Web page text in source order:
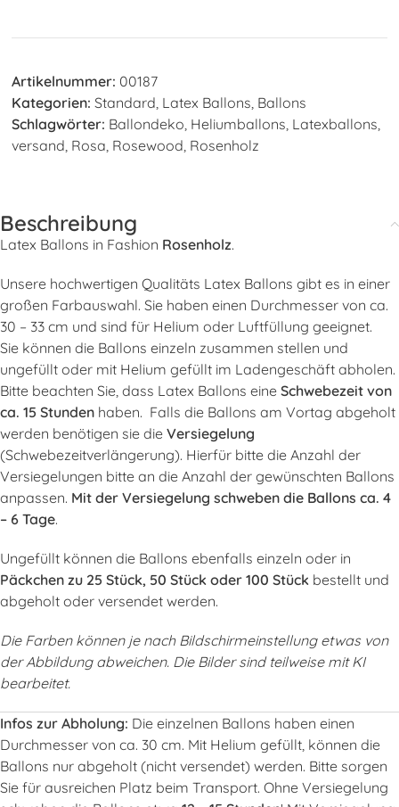
Artikelnummer: 00187
Kategorien: Standard Latex Ballons Ballons
Schlagwörter: Ballondeko Heliumballons Latexballons
versand Rosa Rosewood Rosenholz
Beschreibung
Latex Ballons in Fashion Rosenholz.
Unsere hochwertigen Qualitäts Latex Ballons gibt es in einer
großen Farbauswahl. Sie haben einen Durchmesser von ca.
30 – 33 cm und sind für Helium oder Luftfüllung geeignet.
Sie können die Ballons einzeln zusammen stellen und
ungefüllt oder mit Helium gefüllt im Ladengeschäft abholen.
Bitte beachten Sie, dass Latex Ballons eine Schwebezeit von
ca. 15 Stunden haben. Falls die Ballons am Vortag abgeholt
werden benötigen sie die Versiegelung
(Schwebezeitverlängerung). Hierfür bitte die Anzahl der
Versiegelungen bitte an die Anzahl der gewünschten Ballons
anpassen. Mit der Versiegelung schweben die Ballons ca. 4
– 6 Tage.
Ungefüllt können die Ballons ebenfalls einzeln oder in
Päckchen zu 25 Stück, 50 Stück oder 100 Stück bestellt und
abgeholt oder versendet werden.
Die Farben können je nach Bildschirmeinstellung etwas von
der Abbildung abweichen. Die Bilder sind teilweise mit KI
bearbeitet.
Infos zur Abholung: Die einzelnen Ballons haben einen
Durchmesser von ca. 30 cm. Mit Helium gefüllt, können die
Ballons nur abgeholt (nicht versendet) werden. Bitte sorgen
Sie für ausreichen Platz beim Transport. Ohne Versiegelung